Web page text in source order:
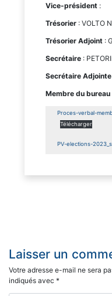
Vice-président :
Trésorier : VOLTO
Trésorier Adjoint :
Secrétaire :
Secrétaire Adjointe
Membre du bureau
Proces-verbal-
Télécharger
PV-elections-
l’article
Laisser un
Votre adresse e-mail ne sera
indiqués avec *